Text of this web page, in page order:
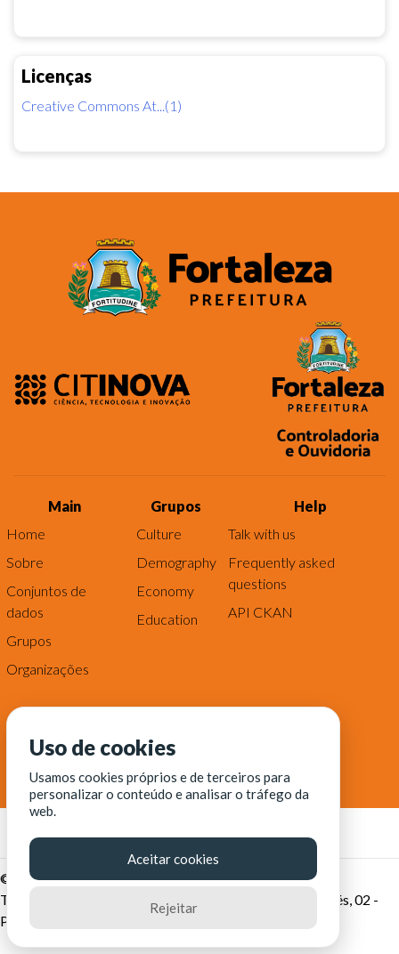
Licenças
Creative Commons At...(1)
Main
Home
Sobre
Conjuntos de
dados
Grupos
Organizações
Grupos
Culture
Demography
Economy
Education
Help
Talk with us
Frequently asked
questions
API CKAN
© Fortaleza Digital || CITINOVA - Fundação de Ciência,
Tecnologia e Inovação de Fortaleza - Rua dos Tremembés, 02 -
Praia de Iracema - Fortaleza-CE
Uso de cookies
Usamos cookies próprios e de terceiros para
personalizar o conteúdo e analisar o tráfego da
web.
Aceitar cookies
Rejeitar